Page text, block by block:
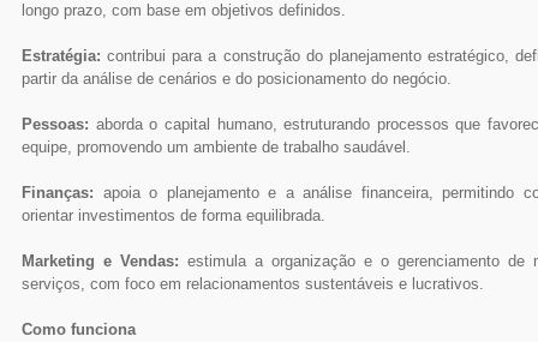
longo prazo, com base em objetivos definidos.
Estratégia: contribui para a construção do planejamento estratégico,
partir da análise de cenários e do posicionamento do negócio.
Pessoas: aborda o capital humano, estruturando processos que
equipe, promovendo um ambiente de trabalho saudável.
Finanças: apoia o planejamento e a análise financeira, permitindo
orientar investimentos de forma equilibrada.
Marketing e Vendas: estimula a organização e o gerenciamento de
serviços, com foco em relacionamentos sustentáveis e lucrativos.
Como funciona